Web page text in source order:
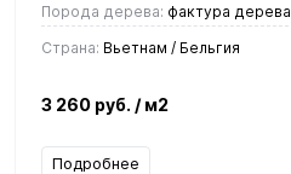
Порода дерева: фактура дерева
Страна: Вьетнам / Бельгия
3 260 руб. / м2
Подробнее